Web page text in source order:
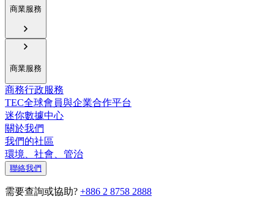
商業服務
商業服務
商務行政服務
TEC全球會員與企業合作平台
迷你數據中心
關於我們
我們的社區
環境、社會、管治
聯絡我們
需要查詢或協助? +886 2 8758 2888